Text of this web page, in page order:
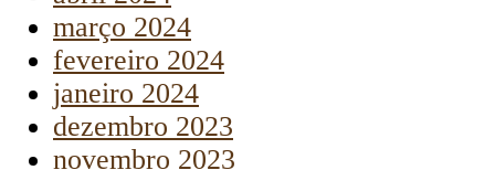
março 2024
fevereiro 2024
janeiro 2024
dezembro 2023
novembro 2023